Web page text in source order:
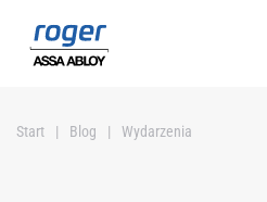
Przejdź do głównej treści
Start Blog Wydarzenia